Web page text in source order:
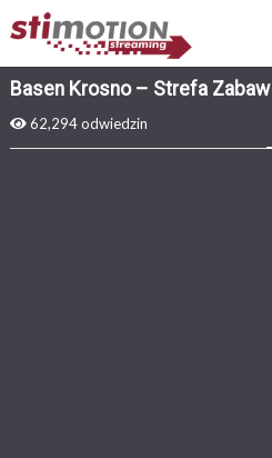
Basen Krosno – Strefa Zabaw
62,294odwiedzin